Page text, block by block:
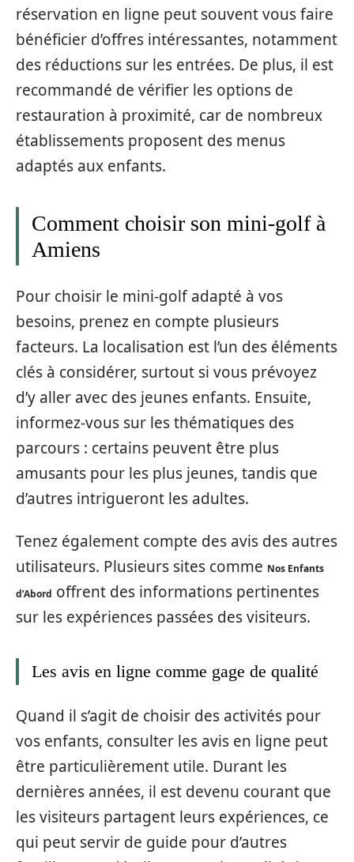
réservation en ligne peut souvent vous faire
bénéficier d’offres intéressantes, notamment
des réductions sur les entrées. De plus, il est
recommandé de vérifier les options de
restauration à proximité, car de nombreux
établissements proposent des menus
adaptés aux enfants.
Comment choisir son mini-golf à
Amiens
Pour choisir le mini-golf adapté à vos
besoins, prenez en compte plusieurs
facteurs. La localisation est l’un des éléments
clés à considérer, surtout si vous prévoyez
d’y aller avec des jeunes enfants. Ensuite,
informez-vous sur les thématiques des
parcours : certains peuvent être plus
amusants pour les plus jeunes, tandis que
d’autres intrigueront les adultes.
Tenez également compte des avis des autres
utilisateurs. Plusieurs sites comme Nos Enfants
d’Abord offrent des informations pertinentes
sur les expériences passées des visiteurs.
Les avis en ligne comme gage de qualité
Quand il s’agit de choisir des activités pour
vos enfants, consulter les avis en ligne peut
être particulièrement utile. Durant les
dernières années, il est devenu courant que
les visiteurs partagent leurs expériences, ce
qui peut servir de guide pour d’autres